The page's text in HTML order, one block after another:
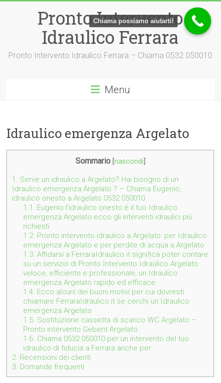
Pronto Intervento
Idraulico Ferrara
Pronto Intervento Idraulico Ferrara – Chiama 0532 050010
Menu
Idraulico emergenza Argelato
Sommario nascondi
1. Serve un idraulico a Argelato? Hai bisogno di un
Idraulico emergenza Argelato ? – Chiama Eugenio,
idraulico onesto a Argelato 0532 050010
1.1. Eugenio l’idraulico onesto è il tuo Idraulico
emergenza Argelato ecco gli interventi idraulici più
richiesti
1.2. Pronto intervento idraulico a Argelato: per Idraulico
emergenza Argelato e per perdite di acqua a Argelato
1.3. Affidarsi a FerraraIdraulico.it significa poter contare
su un servizio di Pronto Intervento Idraulico Argelato
veloce, efficiente e professionale, un Idraulico
emergenza Argelato rapido ed efficace.
1.4. Ecco alcuni dei buoni motivi per cui dovresti
chiamare FerraraIdraulico.it se cerchi un Idraulico
emergenza Argelato
1.5. Sostituzione cassetta di scarico WC Argelato –
Pronto intervento Geberit Argelato
1.6. Chiama 0532 050010 per un intervento del tuo
idraulico di fiducia a Ferrara anche per:
2. Recensioni dei clienti
3. Domande frequenti
Chiama possiamo aiutarti!